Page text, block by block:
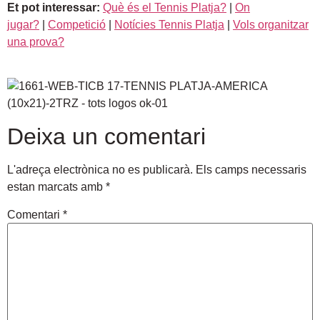
Et pot interessar: Què és el Tennis Platja?
On
jugar?
Competició Notícies Tennis Platja
Vols organitzar
una prova?
Deixa un comentari
L'adreça electrònica no es publicarà. Els camps necessaris
estan marcats amb *
Comentari *